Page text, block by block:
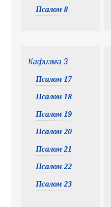
Псалом 8
Кафизма 3
Псалом 17
Псалом 18
Псалом 19
Псалом 20
Псалом 21
Псалом 22
Псалом 23